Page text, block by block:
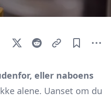
eller naboens
alene. Uanset om du